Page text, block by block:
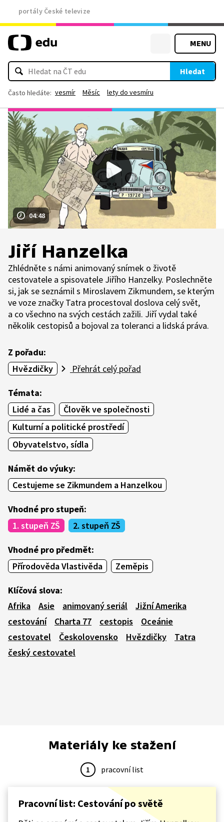
portály České televize
MENU
Hledat
Často hledáte: vesmír Měsíc lety do vesmíru
04:48
Jiří Hanzelka
Zhlédněte s námi animovaný snímek o životě
cestovatele a spisovatele Jiřího Hanzelky. Poslechněte
si, jak se seznámil s Miroslavem Zikmundem, se kterým
ve voze značky Tatra procestoval doslova celý svět,
a co všechno na svých cestách zažili. Jiří vydal také
několik cestopisů a bojoval za toleranci a lidská práva.
Z pořadu:
Hvězdičky
Přehrát celý pořad
Témata:
Lidé a čas
Člověk ve společnosti
Kulturní a politické prostředí
Obyvatelstvo, sídla
Námět do výuky:
Cestujeme se Zikmundem a Hanzelkou
Vhodné pro stupeň:
1. stupeň ZŠ
2. stupeň ZŠ
Vhodné pro předmět:
Přírodověda Vlastivěda
Zeměpis
Klíčová slova:
Afrika
Asie animovaný seriál
Jižní Amerika
cestování
Charta 77 cestopis
Oceánie
cestovatel
Českolovensko Hvězdičky
Tatra
český cestovatel
Materiály ke stažení
1 pracovní list
Pracovní list: Cestování po světě